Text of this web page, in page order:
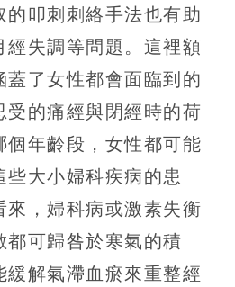
叩刺刺絡手法也有助
失調等問題。這裡額
了女性都會面臨到的
受的痛經與閉經時的荷
個年齡段，女性都可能
大小婦科疾病的患
，婦科病或激素失衡
都可歸咎於寒氣的積
緩解氣滯血瘀來重整經